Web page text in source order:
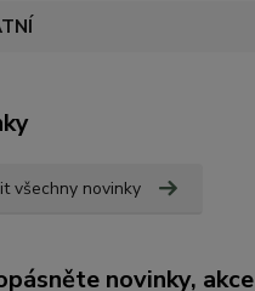
všechny novinky
novinky, akce